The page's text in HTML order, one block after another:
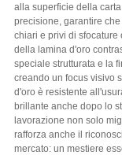
alla superficie della
precisione, garantire
chiari e privi di
della lamina d'oro
speciale strutturata e la
creando un focus visivo
d'oro è resistente
brillante anche dopo lo
lavorazione non solo
rafforza anche il
mercato: un mestiere